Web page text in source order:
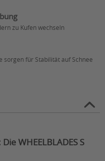
zu Kufen wechseln
sorgen für Stabilität auf Schnee
WHEELBLADES S